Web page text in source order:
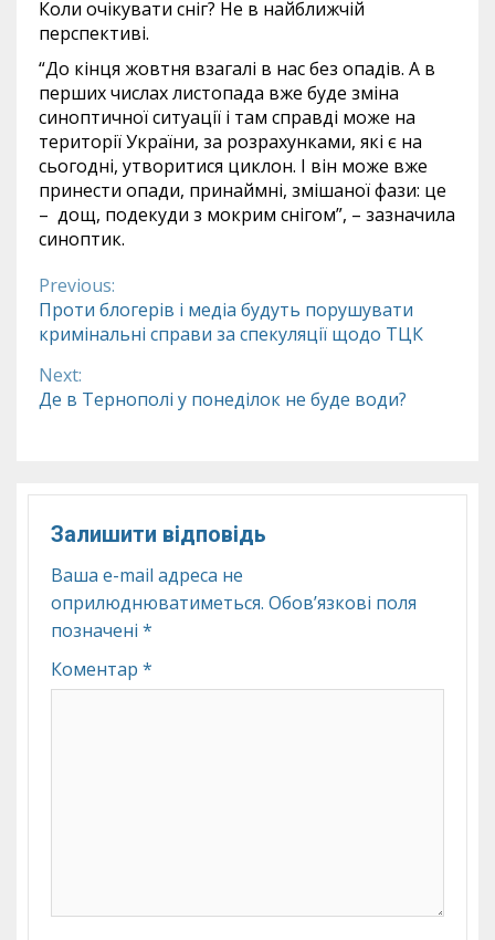
Коли очікувати сніг? Не в найближчій
перспективі.
“До кінця жовтня взагалі в нас без опадів. А в
перших числах листопада вже буде зміна
синоптичної ситуації і там справді може на
території України, за розрахунками, які є на
сьогодні, утворитися циклон. І він може вже
принести опади, принаймні, змішаної фази: це
– дощ, подекуди з мокрим снігом”, – зазначила
синоптик.
Continue
Reading
Previous:
Проти блогерів і медіа будуть порушувати
кримінальні справи за спекуляції щодо ТЦК
Next:
Де в Тернополі у понеділок не буде води?
Залишити відповідь
Ваша e-mail адреса не
оприлюднюватиметься. Обов’язкові поля
позначені *
Коментар *